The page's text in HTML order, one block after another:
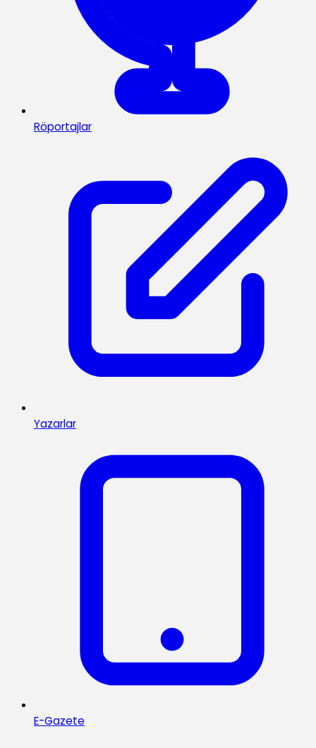
Röportajlar
Yazarlar
E-Gazete